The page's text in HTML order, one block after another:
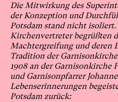
Die Mitwirkung des
der Konzeption und
Potsdam stand nicht
Kirchenvertreter begrüßten
Machtergreifung und deren
Tradition der
1908 an der Garnisonkirche
und Garnisonpfarrer
Lebenserinnerungen
Potsdam zurück: